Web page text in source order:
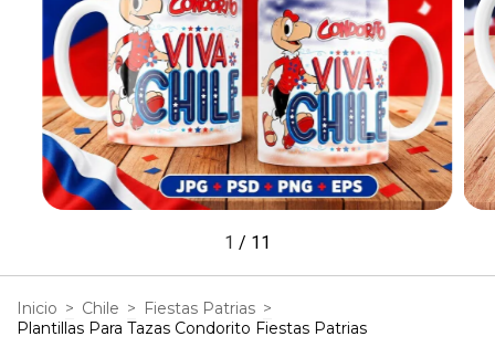
1 / 11
Inicio > Chile > Fiestas Patrias >
Plantillas Para Tazas Condorito Fiestas Patrias